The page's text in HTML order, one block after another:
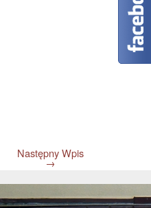
Następny Wpis
→